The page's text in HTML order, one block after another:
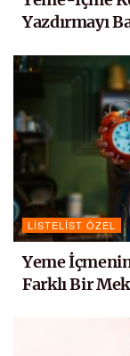
Yazdırmayı
LISTELIST ÖZEL
Yeme
Farklı Bir